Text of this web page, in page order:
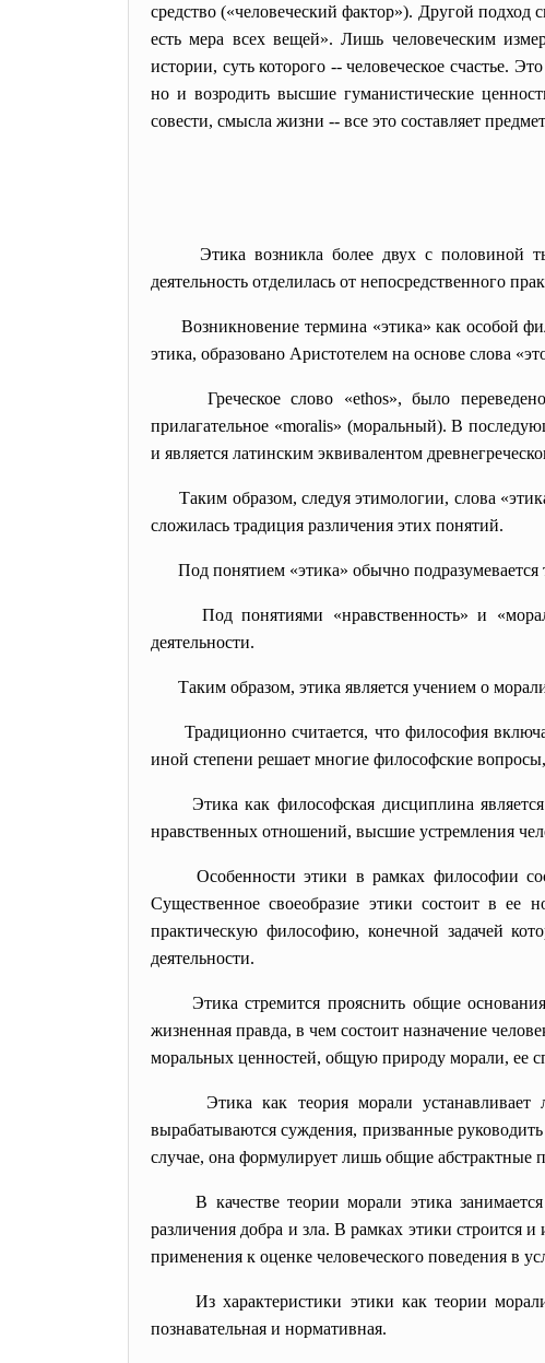
средство («человеческий фактор»). Другой
есть мера всех вещей». Лишь человеческим
истории, суть которого -- человеческое счастье.
но и возродить высшие гуманистические
совести, смысла жизни -- все это составляет
Этика возникла более двух с половиной
деятельность отделилась от непосредственного
Возникновение термина «этика» как особой
этика, образовано Аристотелем на основе слова
Греческое слово «ethos», было
прилагательное «moralis» (моральный). В
и является латинским эквивалентом
Таким образом, следуя этимологии, слова
сложилась традиция различения этих понятий.
Под понятием «этика» обычно подразумевается
Под понятиями «нравственность» и
деятельности.
Таким образом, этика является учением о
Традиционно считается, что философия
иной степени решает многие философские
Этика как философская дисциплина
нравственных отношений, высшие устремления
Особенности этики в рамках философии
Существенное своеобразие этики состоит в ее
практическую философию, конечной задачей
деятельности.
Этика стремится прояснить общие
жизненная правда, в чем состоит назначение
моральных ценностей, общую природу морали, ее
Этика как теория морали
вырабатываются суждения, призванные
случае, она формулирует лишь общие
В качестве теории морали этика
различения добра и зла. В рамках этики строится
применения к оценке человеческого поведения в
Из характеристики этики как теории
познавательная и нормативная.